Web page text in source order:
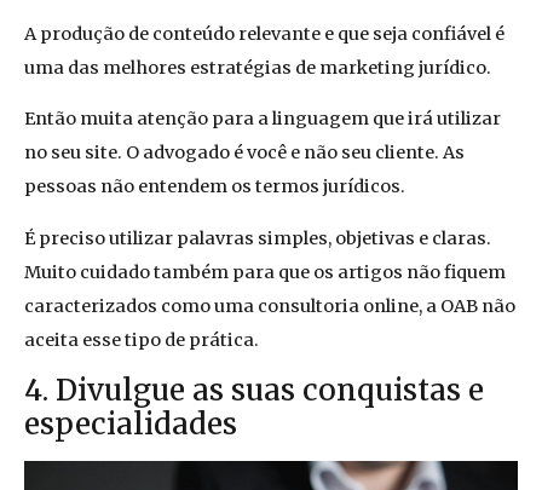
A produção de conteúdo relevante e que seja confiável é
uma das melhores estratégias de marketing jurídico.
Então muita atenção para a linguagem que irá utilizar
no seu site. O advogado é você e não seu cliente. As
pessoas não entendem os termos jurídicos.
É preciso utilizar palavras simples, objetivas e claras.
Muito cuidado também para que os artigos não fiquem
caracterizados como uma consultoria online, a OAB não
aceita esse tipo de prática.
4. Divulgue as suas conquistas e
especialidades